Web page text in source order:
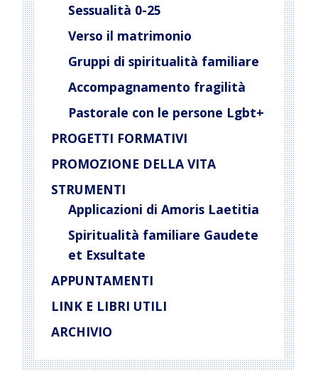
Sessualità 0-25
Verso il matrimonio
Gruppi di spiritualità familiare
Accompagnamento fragilità
Pastorale con le persone Lgbt+
PROGETTI FORMATIVI
PROMOZIONE DELLA VITA
STRUMENTI
Applicazioni di Amoris Laetitia
Spiritualità familiare Gaudete
et Exsultate
APPUNTAMENTI
LINK E LIBRI UTILI
ARCHIVIO